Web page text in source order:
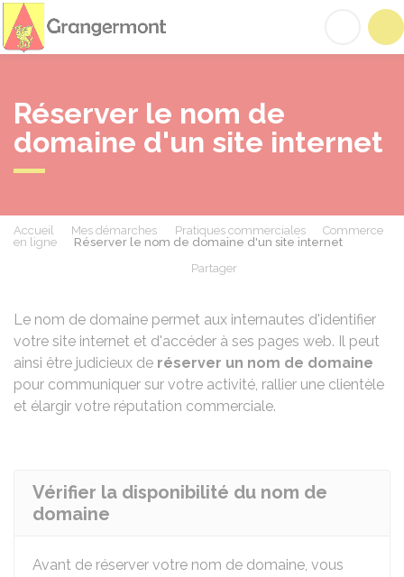
Réserver le nom de
domaine d'un site internet
Accueil Mes démarches Pratiques commerciales
Commerce
en ligne
Réserver le nom de domaine d'un site internet
Partager
Le nom de domaine permet aux internautes d'identifier
votre site internet et d'accéder à ses pages web. Il peut
ainsi être judicieux de réserver un nom de domaine
pour communiquer sur votre activité, rallier une clientèle
et élargir votre réputation commerciale.
Vérifier la disponibilité du nom de
domaine
Avant de réserver votre nom de domaine, vous